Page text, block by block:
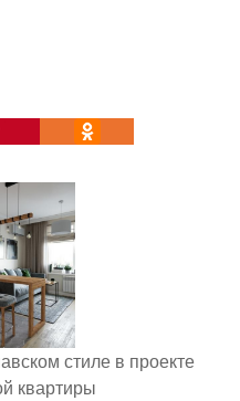
стиле в проекте
квартиры